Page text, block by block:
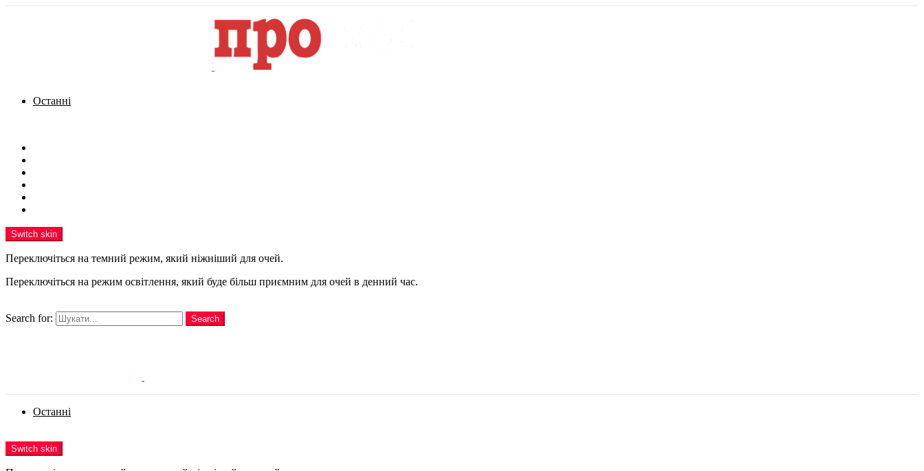
Останні
Switch skin
Переключіться на темний режим, який ніжніший для очей.
Переключіться на режим освітлення, який буде більш приємним для очей в денний час.
Search for:
Search
Останні
Switch skin